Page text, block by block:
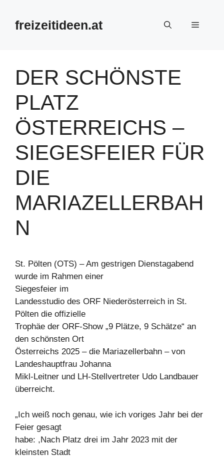
Inhalt
springenfreizeitideen.at Menü
DER SCHÖNSTE
PLATZ
ÖSTERREICHS –
SIEGESFEIER FÜR
DIE
MARIAZELLERBAH
N
St. Pölten (OTS) – Am gestrigen Dienstagabend
wurde im Rahmen einer
Siegesfeier im
Landesstudio des ORF Niederösterreich in St.
Pölten die offizielle
Trophäe der ORF-Show „9 Plätze, 9 Schätze“ an
den schönsten Ort
Österreichs 2025 – die Mariazellerbahn – von
Landeshauptfrau Johanna
Mikl-Leitner und LH-Stellvertreter Udo Landbauer
überreicht.
„Ich weiß noch genau, wie ich voriges Jahr bei der
Feier gesagt
habe: ,Nach Platz drei im Jahr 2023 mit der
kleinsten Stadt